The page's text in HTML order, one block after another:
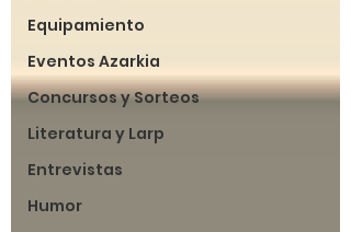
Equipamiento
Eventos Azarkia
Concursos y Sorteos
Literatura y Larp
Entrevistas
Humor